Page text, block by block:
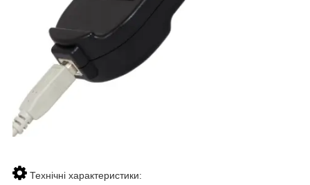
Технічні характеристики: